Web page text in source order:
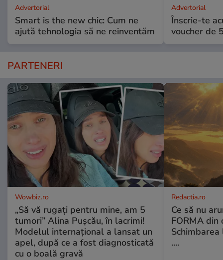
Advertorial
Smart is the new chic: Cum ne
ajută tehnologia să ne reinventăm
Advertorial
Înscrie-te
voucher de
PARTENERI
Wowbiz.ro
„Să vă rugați pentru mine, am 5
tumori” Alina Pușcău, în lacrimi!
Modelul internațional a lansat un
apel, după ce a fost diagnosticată
cu o boală gravă
Redactia.ro
Ce să nu
FORMA din
Schimbarea
....